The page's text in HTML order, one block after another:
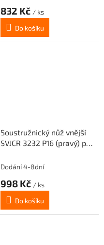
832 Kč / ks
Do košíku
Soustružnický nůž vnější
SVJCR 3232 P16 (pravý) pro
Dodání 4-8dní
998 Kč / ks
Do košíku